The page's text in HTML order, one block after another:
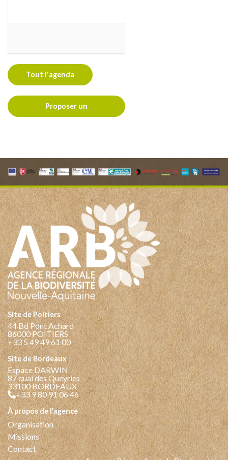
Tout l'agenda
Proposer un
Site de Poitiers
44 Bd Pont Achard
86000 POITIERS
+33 5 49 49 61 00
Site de Bordeaux
Espace DARWIN
87 quai des Queyries
33100 BORDEAUX
+33 9 80 91 06 46
à propos de l’agence
Organisation
Missions
Contact